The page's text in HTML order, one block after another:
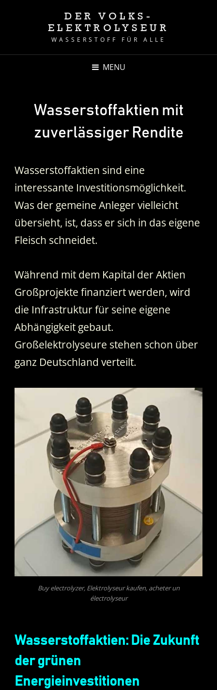
DER VOLKS-
ELEKTROLYSEUR
WASSERSTOFF FÜR ALLE
MENU
Wasserstoffaktien mit
zuverlässiger Rendite
Wasserstoffaktien sind eine
interessante Investitionsmöglichkeit.
Was der gemeine Anleger vielleicht
übersieht, ist, dass er sich in das eigene
Fleisch schneidet.
Während mit dem Kapital der Aktien
Großprojekte finanziert werden, wird
die Infrastruktur für seine eigene
Abhängigkeit gebaut.
Großelektrolyseure stehen schon über
ganz Deutschland verteilt.
Buy electrolyzer, Elektrolyseur kaufen, acheter un
électrolyseur
Wasserstoffaktien: Die Zukunft
der grünen
Energieinvestitionen